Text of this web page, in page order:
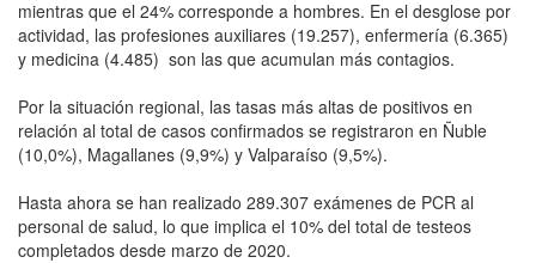
mientras que el 24% corresponde a hombres. En el desglose por
actividad, las profesiones auxiliares (19.257), enfermería (6.365)
y medicina (4.485) son las que acumulan más contagios.
Por la situación regional, las tasas más altas de positivos en
relación al total de casos confirmados se registraron en Ñuble
(10,0%), Magallanes (9,9%) y Valparaíso (9,5%).
Hasta ahora se han realizado 289.307 exámenes de PCR al
personal de salud, lo que implica el 10% del total de testeos
completados desde marzo de 2020.